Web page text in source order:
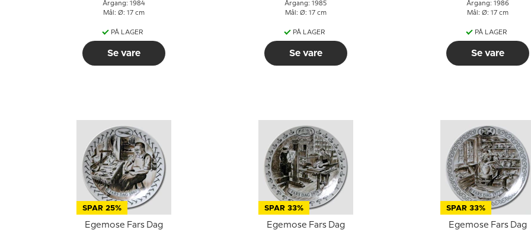
Årgang: 1984
Mål: Ø: 17 cm
PÅ LAGER
Se vare
Årgang: 1985
Mål: Ø: 17 cm
PÅ LAGER
Se vare
Årgang: 1986
Mål: Ø: 17 cm
PÅ LAGER
Se vare
SPAR 25%
Egemose Fars Dag
SPAR 33%
Egemose Fars Dag
SPAR 33%
Egemose Fars Dag